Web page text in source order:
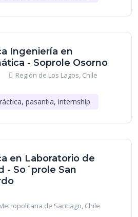
Ingeniería en
- Soprole Osorno
Región de Los Lagos, Chile
pasantía, internship
en Laboratorio de
- So´prole San
de Santiago, Chile